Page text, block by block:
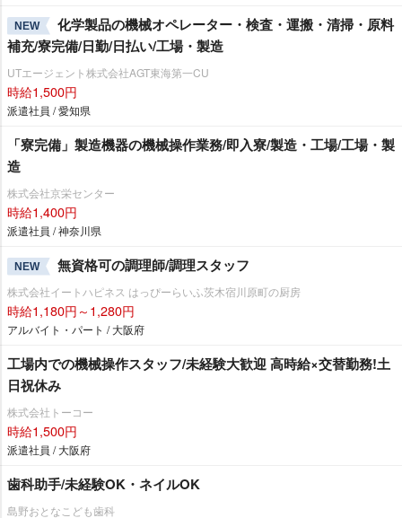
NEW
化学製品の機械オペレーター・検査・運搬・清掃・原料
補充/寮完備/日勤/日払い/工場・製造
UTエージェント株式会社AGT東海第一CU
時給1,500円
派遣社員 / 愛知県
「寮完備」製造機器の機械操作業務/即入寮/製造・工場/工場・製
造
株式会社京栄センター
時給1,400円
派遣社員 / 神奈川県
NEW 無資格可の調理師/調理スタッフ
株式会社イートハピネス はっぴーらいふ茨木宿川原町の厨房
時給1,180円～1,280円
アルバイト・パート / 大阪府
工場内での機械操作スタッフ/未経験大歓迎 高時給×交替勤務!土
日祝休み
株式会社トーコー
時給1,500円
派遣社員 / 大阪府
歯科助手/未経験OK・ネイルOK
島野おとなこども歯科